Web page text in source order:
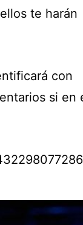
te harán
con
si en